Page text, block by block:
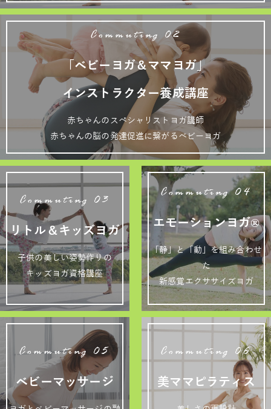
Commuting 02
「ベビーヨガ＆ママヨガ」
インストラクター養成講座
赤ちゃんのスペシャリストヨガ講師
赤ちゃんの脳の発達促進に繋がるベビーヨガ
Commuting 03
リトル＆キッズヨガ
子供の美しい姿勢作りの
キッズヨガ資格講座
Commuting 04
エモーションヨガ®
「静」と「動」を組み合わせ
た
新感覚エクササイズヨガ
Commuting 05
ベビーマッサージ
Commuting 06
美ママピラティス